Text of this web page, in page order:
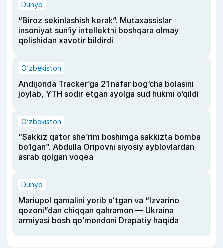
Dunyo
“Biroz sekinlashish kerak”. Mutaxassislar
insoniyat sun’iy intellektni boshqara olmay
qolishidan xavotir bildirdi
O‘zbekiston
Andijonda Tracker’ga 21 nafar bog‘cha bolasini
joylab, YTH sodir etgan ayolga sud hukmi o‘qildi
O‘zbekiston
“Sakkiz qator she’rim boshimga sakkizta bomba
bo‘lgan”. Abdulla Oripovni siyosiy ayblovlardan
asrab qolgan voqea
Dunyo
Mariupol qamalini yorib oʻtgan va “Izvarino
qozoni”dan chiqqan qahramon — Ukraina
armiyasi bosh qoʻmondoni Drapatiy haqida